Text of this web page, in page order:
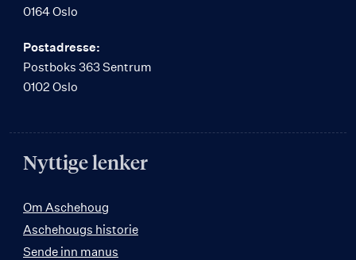
0164 Oslo
Postadresse:
Postboks 363 Sentrum
0102 Oslo
Nyttige lenker
Om Aschehoug
Aschehougs historie
Sende inn manus